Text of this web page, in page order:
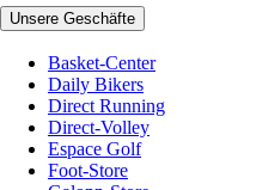
Unsere Geschäfte
Basket-Center
Daily Bikers
Direct Running
Direct-Volley
Espace Golf
Foot-Store